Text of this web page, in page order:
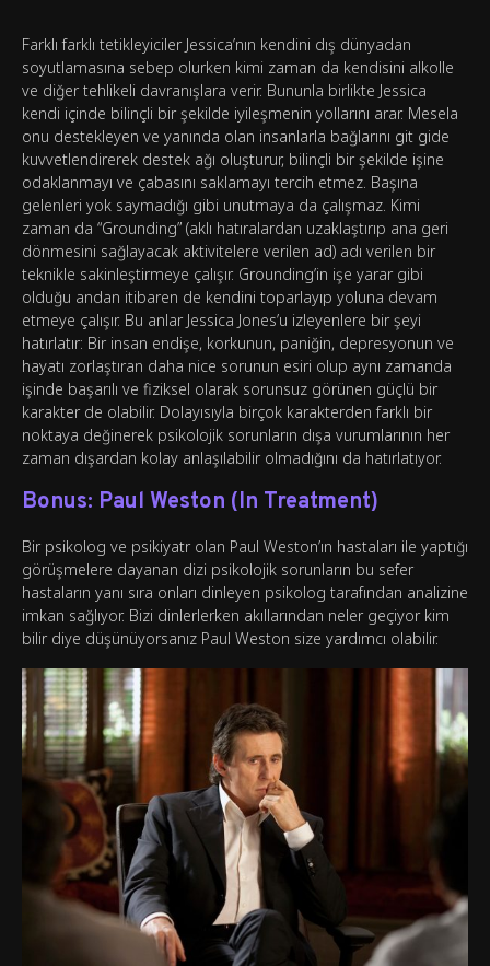
Farklı farklı tetikleyiciler Jessica’nın kendini dış dünyadan
soyutlamasına sebep olurken kimi zaman da kendisini alkolle
ve diğer tehlikeli davranışlara verir. Bununla birlikte Jessica
kendi içinde bilinçli bir şekilde iyileşmenin yollarını arar. Mesela
onu destekleyen ve yanında olan insanlarla bağlarını git gide
kuvvetlendirerek destek ağı oluşturur, bilinçli bir şekilde işine
odaklanmayı ve çabasını saklamayı tercih etmez. Başına
gelenleri yok saymadığı gibi unutmaya da çalışmaz. Kimi
zaman da “Grounding” (aklı hatıralardan uzaklaştırıp ana geri
dönmesini sağlayacak aktivitelere verilen ad) adı verilen bir
teknikle sakinleştirmeye çalışır. Grounding’in işe yarar gibi
olduğu andan itibaren de kendini toparlayıp yoluna devam
etmeye çalışır. Bu anlar Jessica Jones’u izleyenlere bir şeyi
hatırlatır: Bir insan endişe, korkunun, paniğin, depresyonun ve
hayatı zorlaştıran daha nice sorunun esiri olup aynı zamanda
işinde başarılı ve fiziksel olarak sorunsuz görünen güçlü bir
karakter de olabilir. Dolayısıyla birçok karakterden farklı bir
noktaya değinerek psikolojik sorunların dışa vurumlarının her
zaman dışardan kolay anlaşılabilir olmadığını da hatırlatıyor.
Bonus: Paul Weston (In Treatment)
Bir psikolog ve psikiyatr olan Paul Weston’ın hastaları ile yaptığı
görüşmelere dayanan dizi psikolojik sorunların bu sefer
hastaların yanı sıra onları dinleyen psikolog tarafından analizine
imkan sağlıyor. Bizi dinlerlerken akıllarından neler geçiyor kim
bilir diye düşünüyorsanız Paul Weston size yardımcı olabilir.